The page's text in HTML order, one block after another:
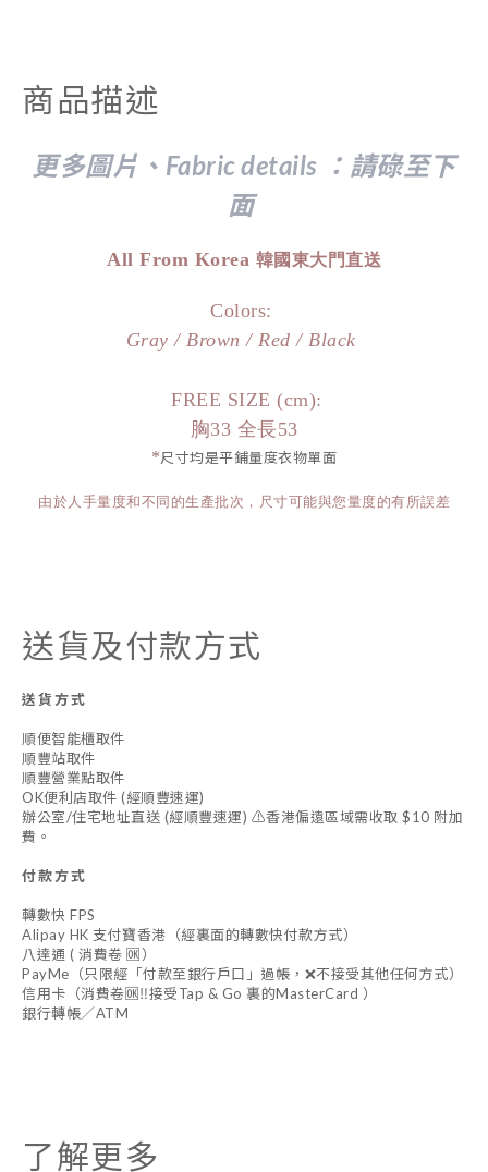
商品描述
更多圖片、Fabric details ：請碌至下
面
All From Korea 韓國東大門直送
Colors:
Gray / Brown / Red / Black
FREE SIZE (cm):
胸33 全長53
*尺寸均是平鋪量度衣物單面
由於人手量度和不同的生產批次，尺寸可能與您量度的有所誤差
送貨及付款方式
送貨方式
順便智能櫃取件
順豐站取件
順豐營業點取件
OK便利店取件 (經順豐速運)
辦公室/住宅地址直送 (經順豐速運) ⚠️香港偏遠區域需收取 $10 附加
費。
付款方式
轉數快 FPS
Alipay HK 支付寶香港（經裏面的轉數快付款方式）
八達通 ( 消費卷 🆗）
PayMe（只限經「付款至銀行戶口」過帳，❌不接受其他任何方式）
信用卡（消費卷🆗‼️接受Tap & Go 裏的MasterCard ）
銀行轉帳／ATM
了解更多